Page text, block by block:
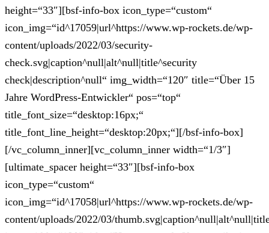
height=“33″][bsf-info-box icon_type=“custom“
icon_img=“id^17059|url^https://www.wp-rockets.de/wp-
content/uploads/2022/03/security-
check.svg|caption^null|alt^null|title^security
check|description^null“ img_width=“120″ title=“Über 15
Jahre WordPress-Entwickler“ pos=“top“
title_font_size=“desktop:16px;“
title_font_line_height=“desktop:20px;“][/bsf-info-box]
[/vc_column_inner][vc_column_inner width=“1/3″]
[ultimate_spacer height=“33″][bsf-info-box
icon_type=“custom“
icon_img=“id^17058|url^https://www.wp-rockets.de/wp-
content/uploads/2022/03/